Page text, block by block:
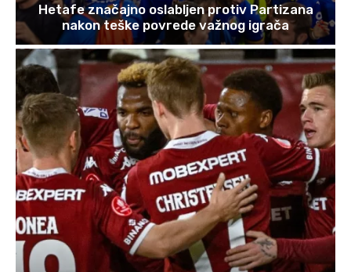
Hetafe značajno oslabljen protiv Partizana
nakon teške povrede važnog igrača